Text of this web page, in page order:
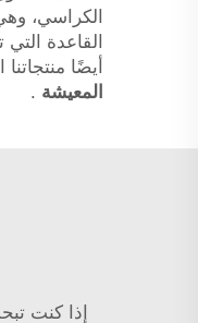
الكراسي،
أيضًا
المعيشة .
إذا كنت